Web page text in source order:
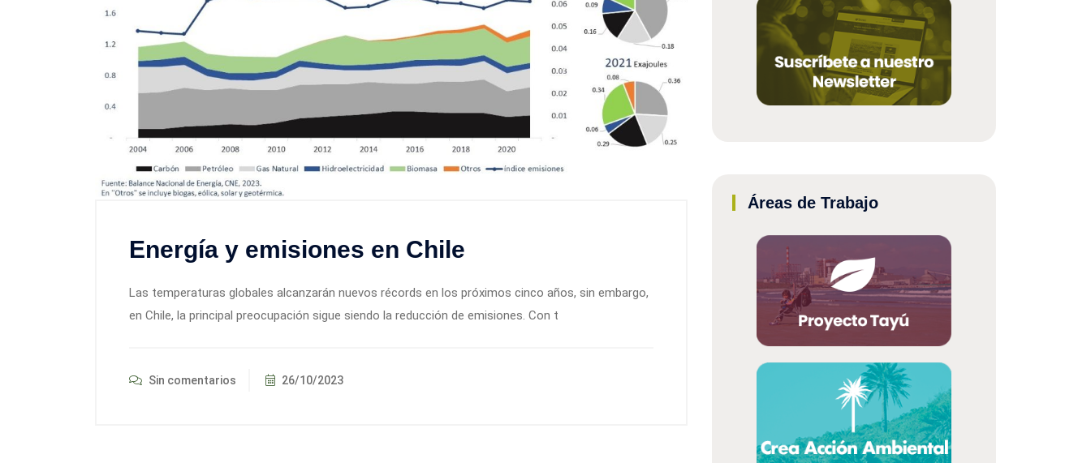
Energía y emisiones en Chile
Las temperaturas globales alcanzarán nuevos récords en los próximos cinco años, sin embargo,
en Chile, la principal preocupación sigue siendo la reducción de emisiones. Con t
Sin comentarios 26/10/2023
Áreas de Trabajo